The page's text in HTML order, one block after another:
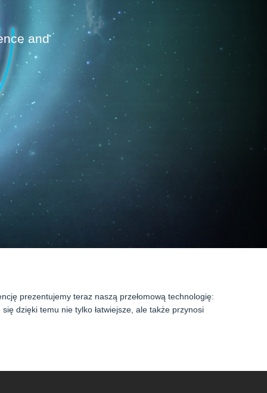
and
prezentujemy teraz naszą przełomową technologię:
dzięki temu nie tylko łatwiejsze, ale także przynosi